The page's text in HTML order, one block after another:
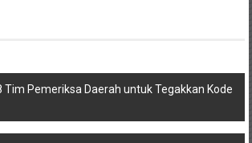
Tim Pemeriksa Daerah untuk Tegakkan Kode